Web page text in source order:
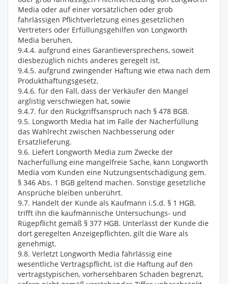
Media oder auf einer vorsätzlichen oder grob
fahrlässigen Pflichtverletzung eines gesetzlichen
Vertreters oder Erfüllungsgehilfen von Longworth
Media beruhen,
9.4.4. aufgrund eines Garantieversprechens, soweit
diesbezüglich nichts anderes geregelt ist,
9.4.5. aufgrund zwingender Haftung wie etwa nach dem
Produkthaftungsgesetz,
9.4.6. für den Fall, dass der Verkäufer den Mangel
arglistig verschwiegen hat, sowie
9.4.7. für den Rückgriffsanspruch nach § 478 BGB.
9.5. Longworth Media hat im Falle der Nacherfüllung
das Wahlrecht zwischen Nachbesserung oder
Ersatzlieferung.
9.6. Liefert Longworth Media zum Zwecke der
Nacherfüllung eine mangelfreie Sache, kann Longworth
Media vom Kunden eine Nutzungsentschädigung gem.
§ 346 Abs. 1 BGB geltend machen. Sonstige gesetzliche
Ansprüche bleiben unberührt.
9.7. Handelt der Kunde als Kaufmann i.S.d. § 1 HGB,
trifft ihn die kaufmännische Untersuchungs- und
Rügepflicht gemäß § 377 HGB. Unterlässt der Kunde die
dort geregelten Anzeigepflichten, gilt die Ware als
genehmigt.
9.8. Verletzt Longworth Media fahrlässig eine
wesentliche Vertragspflicht, ist die Haftung auf den
vertragstypischen, vorhersehbaren Schaden begrenzt,